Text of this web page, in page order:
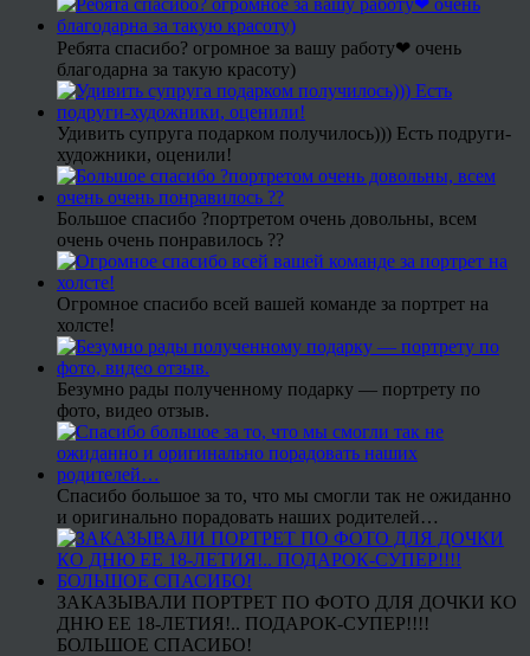
Ребята спасибо? огромное за вашу работу❤ очень
благодарна за такую красоту)
Удивить супруга подарком получилось))) Есть подруги-
художники, оценили!
Большое спасибо ?портретом очень довольны, всем
очень очень понравилось ??
Огромное спасибо всей вашей команде за портрет на
холсте!
Безумно рады полученному подарку — портрету по
фото, видео отзыв.
Спасибо большое за то, что мы смогли так не ожиданно
и оригинально порадовать наших родителей…
ЗАКАЗЫВАЛИ ПОРТРЕТ ПО ФОТО ДЛЯ ДОЧКИ КО
ДНЮ ЕЕ 18-ЛЕТИЯ!.. ПОДАРОК-СУПЕР!!!!
БОЛЬШОЕ СПАСИБО!